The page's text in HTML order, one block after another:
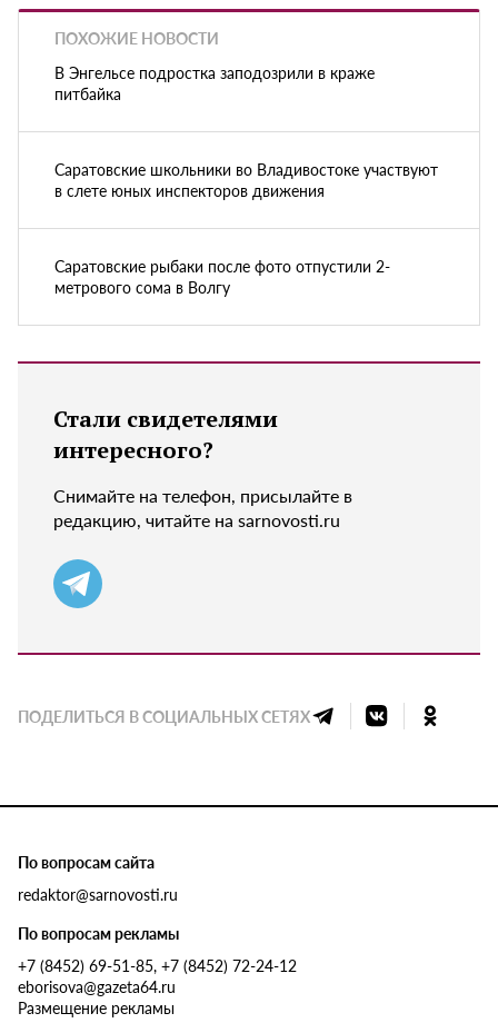
ПОХОЖИЕ НОВОСТИ
В Энгельсе подростка заподозрили в краже
питбайка
Саратовские школьники во Владивостоке участвуют
в слете юных инспекторов движения
Саратовские рыбаки после фото отпустили 2-
метрового сома в Волгу
Стали свидетелями
интересного?
Снимайте на телефон, присылайте в
редакцию, читайте на sarnovosti.ru
ПОДЕЛИТЬСЯ В СОЦИАЛЬНЫХ СЕТЯХ
По вопросам сайта
redaktor@sarnovosti.ru
По вопросам рекламы
+7 (8452) 69-51-85, +7 (8452) 72-24-12
eborisova@gazeta64.ru
Размещение рекламы